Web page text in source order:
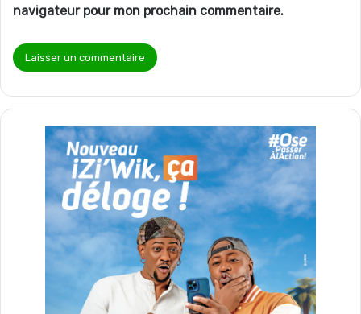
navigateur pour mon prochain commentaire.